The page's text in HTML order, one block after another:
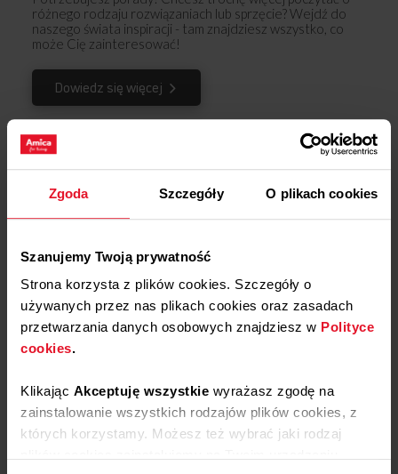
Zgoda Szczegóły O plikach cookies
Szanujemy Twoją prywatność
Strona korzysta z plików cookies. Szczegóły o
używanych przez nas plikach cookies oraz zasadach
przetwarzania danych osobowych znajdziesz w Polityce
cookies.
Klikając Akceptuję wszystkie wyrażasz zgodę na
zainstalowanie wszystkich rodzajów plików cookies, z
których korzystamy. Możesz też wybrać jaki rodzaj
różnego rodzaju rozwiązaniach lub sprzęcie? Wejdź do
naszego świata inspiracji - tam znajdziesz wszystko, co
może Cię zainteresować!
Dowiedz się więcej
Opinie
Podziel się
Produkt nie posiada recenzji
Masz pytania?Skontaktuj się z
nami!